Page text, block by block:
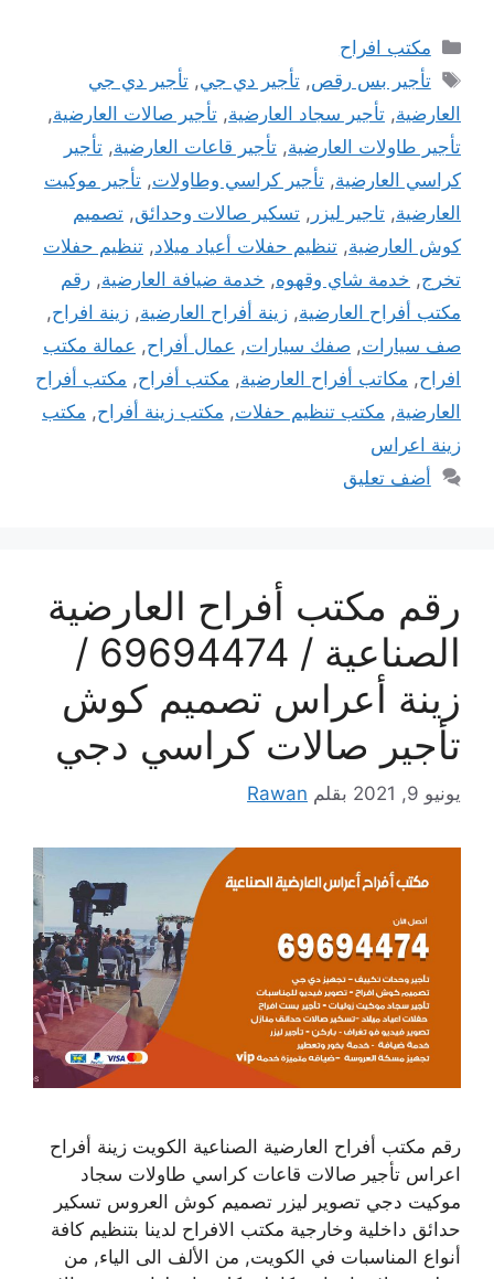
التصنيفات
مكتب افراح
الوسوم
تأجير بس رقص,تأجير دي جي,تأجير دي جي
العارضية, تأجير سجاد العارضية, تأجير صالات العارضية,
تأجير طاولات العارضية, تأجير قاعات العارضية, تأجير
كراسي العارضية, تأجير كراسي وطاولات, تأجير موكيت
العارضية, تاجير ليزر , تسكير صالات وحدائق, تصميم
كوش العارضية, تنظيم حفلات أعياد ميلاد, تنظيم حفلات
تخرج, خدمة شاي وقهوه, خدمة ضيافة العارضية, رقم
مكتب أفراح العارضية, زينة أفراح العارضية, زينة افراح,
صف سيارات, صفك سيارات, عمال أفراح, عمالة مكتب
افراح, مكاتب أفراح العارضية, مكتب أفراح, مكتب أفراح
العارضية, مكتب تنظيم حفلات, مكتب زينة أفراح, مكتب
زينة اعراس
أضف تعليق
رقم مكتب أفراح العارضية
الصناعية / 69694474 /
زينة أعراس تصميم كوش
تأجير صالات كراسي دجي
يونيو 9, 2021 بقلم Rawan
رقم مكتب أفراح العارضية الصناعية الكويت زينة أفراح
اعراس تأجير صالات قاعات كراسي طاولات سجاد
موكيت دجي تصوير ليزر تصميم كوش العروس تسكير
حدائق داخلية وخارجية مكتب الافراح لدينا بتنظيم كافة
أنواع المناسبات في الكويت, من الألف الى الياء, من